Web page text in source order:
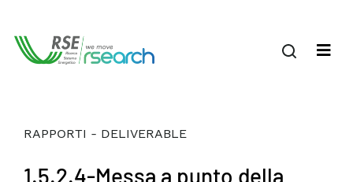
RAPPORTI - DELIVERABLE
1.5.2.4-Messa a punto della